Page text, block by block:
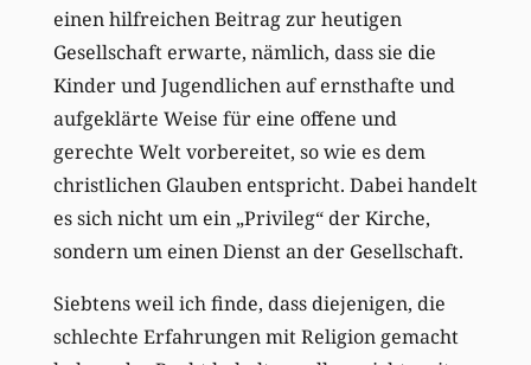
einen hilfreichen Beitrag zur heutigen
Gesellschaft erwarte, nämlich, dass sie die
Kinder und Jugendlichen auf ernsthafte und
aufgeklärte Weise für eine offene und
gerechte Welt vorbereitet, so wie es dem
christlichen Glauben entspricht. Dabei handelt
es sich nicht um ein „Privileg“ der Kirche,
sondern um einen Dienst an der Gesellschaft.
Siebtens weil ich finde, dass diejenigen, die
schlechte Erfahrungen mit Religion gemacht